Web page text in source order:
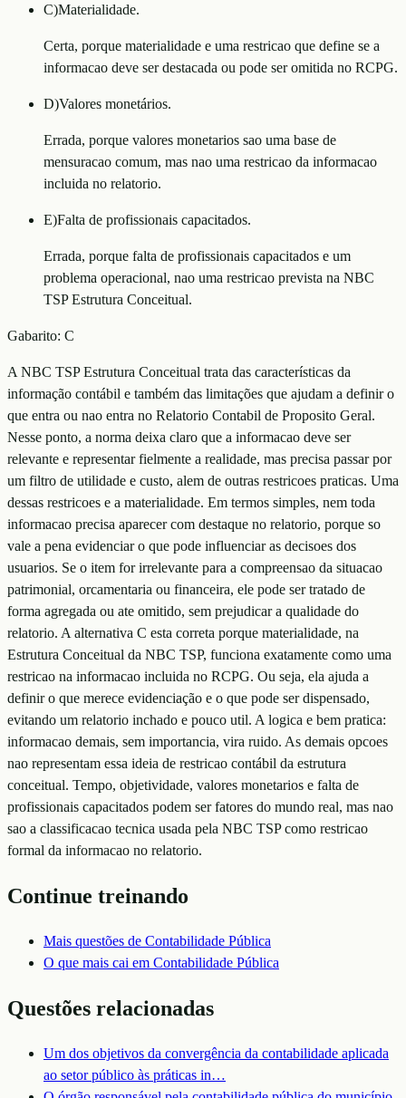
C)Materialidade.
Certa, porque materialidade e uma restricao que define se a
informacao deve ser destacada ou pode ser omitida no RCPG.
D)Valores monetários.
Errada, porque valores monetarios sao uma base de
mensuracao comum, mas nao uma restricao da informacao
incluida no relatorio.
E)Falta de profissionais capacitados.
Errada, porque falta de profissionais capacitados e um
problema operacional, nao uma restricao prevista na NBC
TSP Estrutura Conceitual.
Gabarito: C
A NBC TSP Estrutura Conceitual trata das características da
informação contábil e também das limitações que ajudam a definir o
que entra ou nao entra no Relatorio Contabil de Proposito Geral.
Nesse ponto, a norma deixa claro que a informacao deve ser
relevante e representar fielmente a realidade, mas precisa passar por
um filtro de utilidade e custo, alem de outras restricoes praticas. Uma
dessas restricoes e a materialidade. Em termos simples, nem toda
informacao precisa aparecer com destaque no relatorio, porque so
vale a pena evidenciar o que pode influenciar as decisoes dos
usuarios. Se o item for irrelevante para a compreensao da situacao
patrimonial, orcamentaria ou financeira, ele pode ser tratado de
forma agregada ou ate omitido, sem prejudicar a qualidade do
relatorio. A alternativa C esta correta porque materialidade, na
Estrutura Conceitual da NBC TSP, funciona exatamente como uma
restricao na informacao incluida no RCPG. Ou seja, ela ajuda a
definir o que merece evidenciação e o que pode ser dispensado,
evitando um relatorio inchado e pouco util. A logica e bem pratica:
informacao demais, sem importancia, vira ruido. As demais opcoes
nao representam essa ideia de restricao contábil da estrutura
conceitual. Tempo, objetividade, valores monetarios e falta de
profissionais capacitados podem ser fatores do mundo real, mas nao
sao a classificacao tecnica usada pela NBC TSP como restricao
formal da informacao no relatorio.
Continue treinando
Mais questões de Contabilidade Pública
O que mais cai em Contabilidade Pública
Questões relacionadas
Um dos objetivos da convergência da contabilidade aplicada
ao setor público às práticas in…